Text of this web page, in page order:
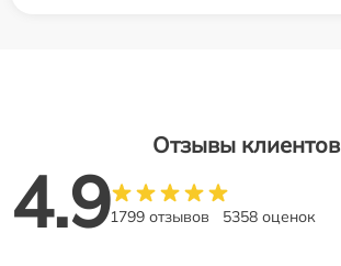
Отзывы клиентов
4.91799 отзывов 5358 оценок